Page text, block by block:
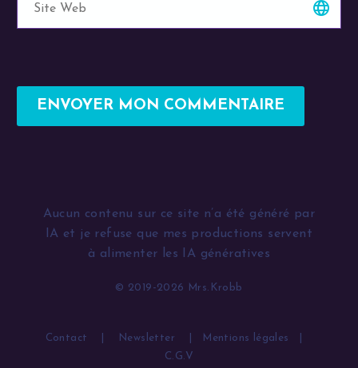
ENVOYER MON COMMENTAIRE
Aucun contenu sur ce site n’a été généré par
IA et je refuse que mes productions servent
à alimenter les IA génératives
© 2019-2026 Mrs.Krobb
Contact Newsletter Mentions légales
C.G.V